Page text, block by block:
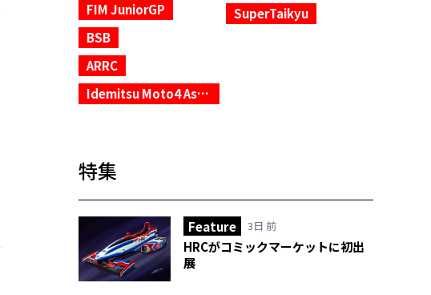
FIM JuniorGP
BSB
ARRC
Idemitsu Moto4 Asia Cup
SuperTaikyu
特集
Feature 3日 前
HRCがコミックマーケットに初出
展